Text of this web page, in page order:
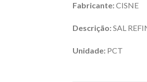
Fabricante:CISNE
Descrição:SAL
Unidade: PCT